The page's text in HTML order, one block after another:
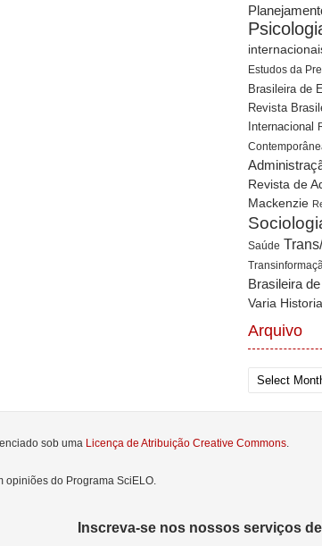
Estudos da
Brasileira de
Revista
Internacional
Revista de
Mackenzie
Saúde
Brasileira
Varia Historia
Arquivo
Arquivo
sob uma Licença de Atribuição Creative Commons.
opiniões do Programa SciELO.
Inscreva-se nos nossos serviços